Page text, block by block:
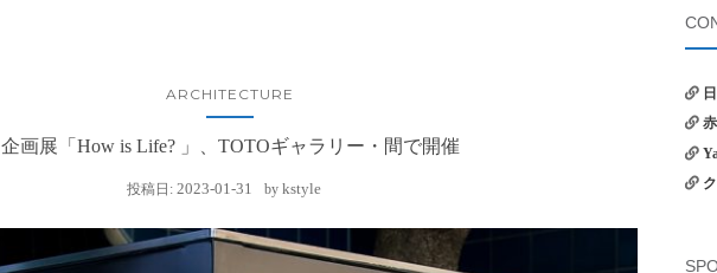
ARCHITECTURE
企画展「How is Life? 」、TOTOギャラリー・間で開催
投稿日:2023-01-31 bykstyle
象: